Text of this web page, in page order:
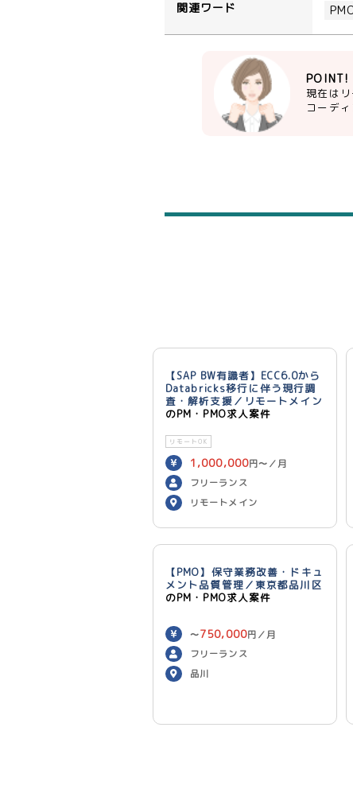
関連ワード
POINT!
現在は
コーデ
【SAP BW有識者】ECC6.0から
Databricks移行に伴う現行調
査・解析支援／リモートメイン
のPM・PMO求人案件
リモートOK
1,000,000円〜／月
フリーランス
リモートメイン
【PMO】保守業務改善・ドキュ
メント品質管理／東京都品川区
のPM・PMO求人案件
〜750,000円／月
フリーランス
品川